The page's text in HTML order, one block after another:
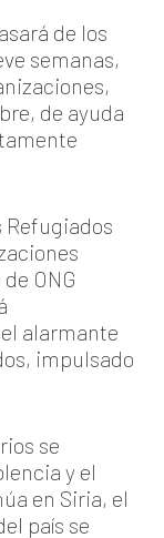
de los
semanas,
de ayuda
Refugiados
ONG
alarmante
impulsado
se
y el
en Siria, el
país se